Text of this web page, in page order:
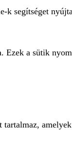
k segítséget
Ezek a sütik
tartalmaz,